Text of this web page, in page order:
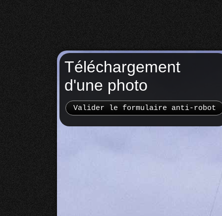
Téléchargement
d'une photo